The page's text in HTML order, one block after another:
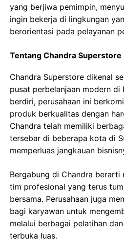
yang berjiwa pemimpin,
ingin bekerja di lingkungan
berorientasi pada pelayanan
Tentang Chandra Superstore
Chandra Superstore dikenal
pusat perbelanjaan modern di
berdiri, perusahaan ini
produk berkualitas dengan
Chandra telah memiliki
tersebar di beberapa kota di
memperluas jangkauan
Bergabung di Chandra berarti
tim profesional yang terus
bersama. Perusahaan juga
bagi karyawan untuk
melalui berbagai pelatihan
terbuka luas.